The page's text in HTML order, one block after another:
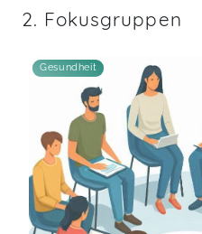
Peer-Workshop - Autistische
Peer-Workshop - Autistische
Vielen Dank für den
Austausch!
Peer-Workshop -
2. Fokusgruppen
Gesundheit